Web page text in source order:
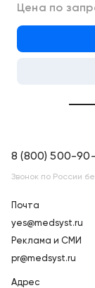
Цена по
8 (800) 500-
Звонок по России
Почта
yes@medsyst.ru
Реклама и СМИ
pr@medsyst.ru
Адрес